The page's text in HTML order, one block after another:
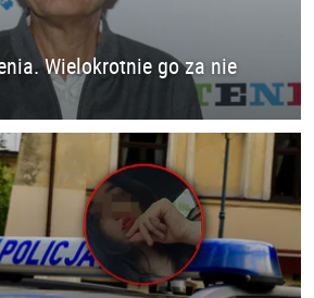
Wielokrotnie go za nie